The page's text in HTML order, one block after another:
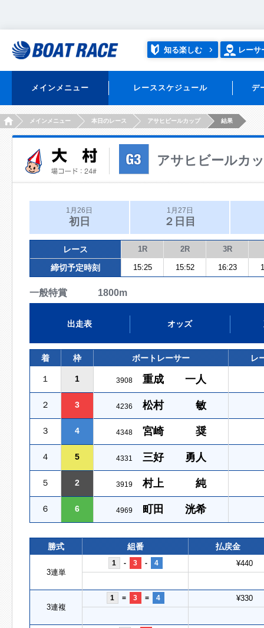
知る楽しむ レーサ
メインメニュー レーススケジュール デ
HOMEメインメニュー 本日のレース アサヒビールカップ 結果
アサヒビールカ
1月26日
初日
1月27日
２日目
レース 1R 2R 3R
締切予定時刻 15:25 15:52 16:23
一般特賞 1800m
出走表 オッズ
着 枠 ボートレーサー レ
１ 1 3908 重成 一人
２ 3 4236 松村 敏
３ 4 4348 宮崎 奨
４ 5 4331 三好 勇人
５ 2 3919 村上 純
６ 6 4969 町田 洸希
勝式 組番 払戻金
3連単
1 - 3 - 4 ¥440
3連複
1 = 3 = 4 ¥330